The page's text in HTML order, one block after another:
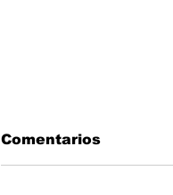
Comentarios